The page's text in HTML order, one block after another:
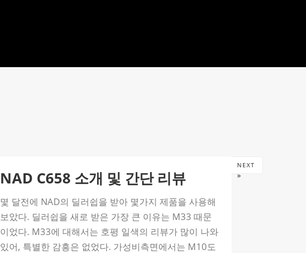
NAD C658 소개 및 간단 리뷰
몇 달전에 NAD의 딜러쉽을 받아 몇가지 제품을 사용해
보았다. 딜러쉽을 새로 받은 가장 큰 이유는 M33 때문
이었다. M33에 대해서는 호평 일색의 리뷰가 많이 나와
있어, 특별한 감흥은 없었다. 가성비측면에서는 M10도
NEXT
»